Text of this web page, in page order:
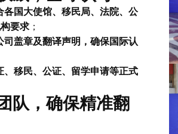
各国大使馆、移民局、法院、公
要求 ；
司盖章及翻译声明，确保国际认
、移民、公证、留学申请等正式
队，确保精准翻